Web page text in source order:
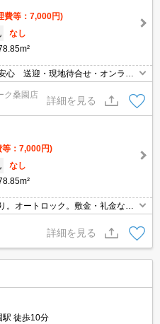
費等：7,000円)
なし
心 送迎・現地待合せ・オンライ
ク桑園店
詳細を見る
等：7,000円)
なし
。オートロック。敷金・礼金な
手数料家賃の0.55ヵ月分。
詳細を見る
駅 徒歩10分